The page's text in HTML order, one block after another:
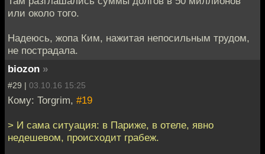
или около того.
Надеюсь, жопа Ким, нажитая непосильным трудом,
не пострадала.
biozon »
#29 | 03.10.16 15:25
Кому: Torgrim, #19
> И сама ситуация: в Париже, в отеле, явно
недешевом, происходит грабеж.